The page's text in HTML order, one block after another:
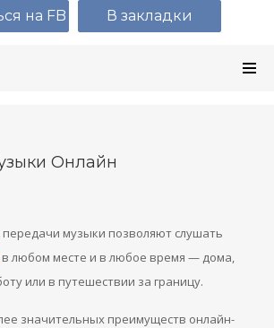
Онлайн
музыки позволяют слушать
в любом месте и в любое время — дома,
или в путешествии за границу.
значительных преимуществ онлайн-
на FB В закладки